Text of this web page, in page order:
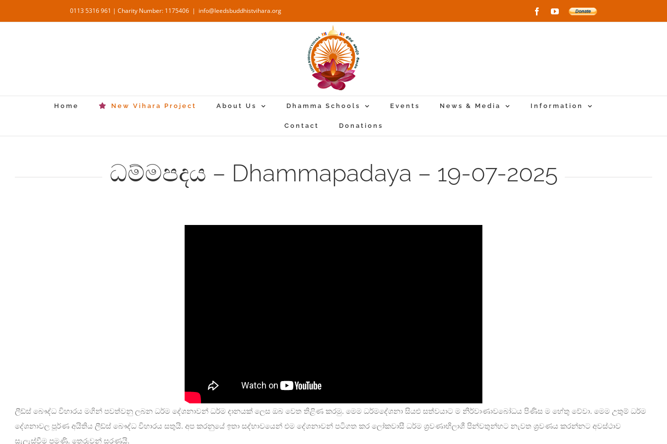
to
0113 5316 961 | Charity Number: 1175406 | info@leedsbuddhistvihara.org FacebookYouTube
Donate
Home New Vihara Project About Us Dhamma Schools Events News & Media Information
Contact Donations
ධම්මපදය – Dhammapadaya – 19-07-2025
ලීඩ්ස් බෞද්ධ විහාරය මගින් පවත්වනු ලබන ධර්ම දේශනාවන් ධර්ම දානයක් ලෙස ඔබ වෙත තිළිණ කරමු. මෙම ධර්මදේශනා සියළු සත්වයාට ම නිර්වාණාවබෝධය පිණිස ම හේතු වේවා. මෙම උතුම් ධර්ම
දේශනාවල පූර්ණ අයිතිය ලීඩ්ස් බෞද්ධ විහාරය සතුයි. අප කරනුයේ ඉතා සද්භාවයෙන් එම දේශනාවන් පටිගත කර ලෝකවාසී ධර්ම ශ්‍රවණාභිලාශී පින්වතුන්හට නැවත ශ්‍රවණය කරන්නට අවස්ථාව
සැලැස්වීම පමණි. තෙරුවන් සරණයි.